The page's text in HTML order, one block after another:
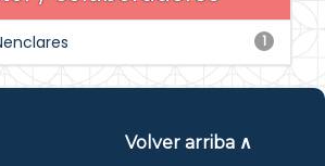
1
Volver arriba ∧